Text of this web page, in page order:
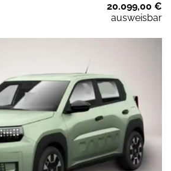
20.099,00 €
ausweisbar